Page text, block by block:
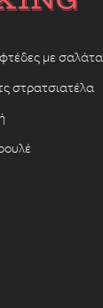
με σαλάτα
στρατσιατέλα